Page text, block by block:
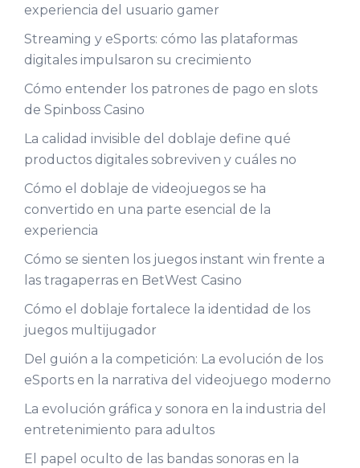
experiencia del usuario gamer
Streaming y eSports: cómo las plataformas
digitales impulsaron su crecimiento
Cómo entender los patrones de pago en slots
de Spinboss Casino
La calidad invisible del doblaje define qué
productos digitales sobreviven y cuáles no
Cómo el doblaje de videojuegos se ha
convertido en una parte esencial de la
experiencia
Cómo se sienten los juegos instant win frente a
las tragaperras en BetWest Casino
Cómo el doblaje fortalece la identidad de los
juegos multijugador
Del guión a la competición: La evolución de los
eSports en la narrativa del videojuego moderno
La evolución gráfica y sonora en la industria del
entretenimiento para adultos
El papel oculto de las bandas sonoras en la